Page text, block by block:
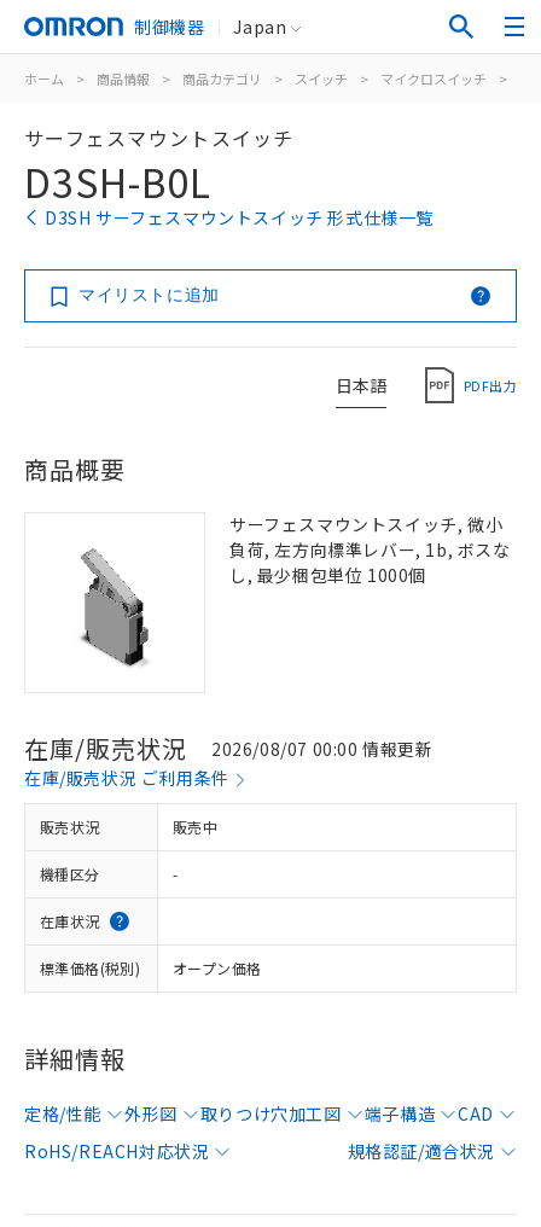
制御機器 Japan
ホーム > 商品情報 > 商品カテゴリ > スイッチ > マイクロスイッチ >
サーフェスマウントスイッチ
D3SH-B0L
D3SH サーフェスマウントスイッチ 形式仕様一覧
マイリストに追加
日本語 PDF出力
商品概要
サーフェスマウントスイッチ, 微小
負荷, 左方向標準レバー, 1b, ボスな
し, 最少梱包単位 1000個
在庫/販売状況
2026/08/07 00:00 情報更新
在庫/販売状況 ご利用条件
販売状況 販売中
機種区分 -
在庫状況
標準価格(税別) オープン価格
詳細情報
定格/性能 外形図 取りつけ穴加工図 端子構造
CAD
RoHS/REACH対応状況
規格認証/適合状況